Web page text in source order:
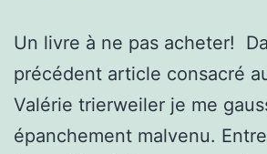
Un livre à ne pas acheter!
précédent article consacré
Valérie trierweiler je me
épanchement malvenu.